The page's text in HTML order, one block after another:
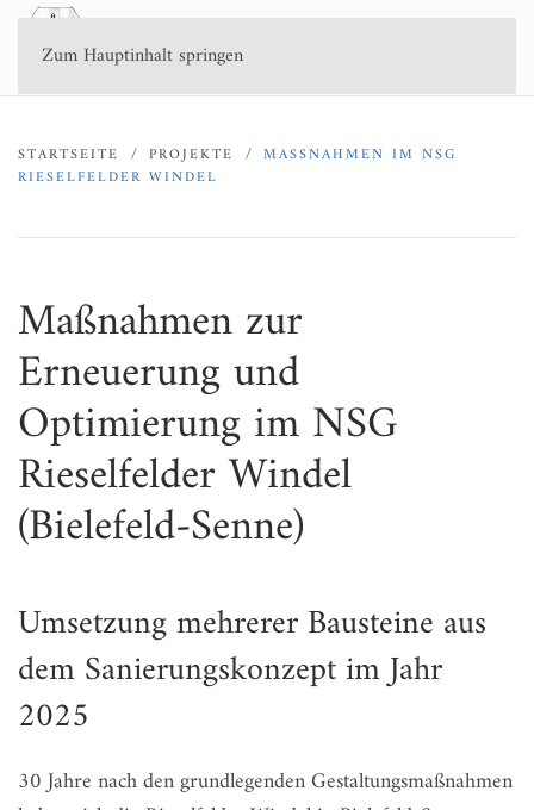
Zum Hauptinhalt springen
STARTSEITE PROJEKTE
MASSNAHMEN IM NSG R
IESELFELDER WINDEL
Maßnahmen zur
Erneuerung und
Optimierung im NSG
Rieselfelder Windel
(Bielefeld-Senne)
Umsetzung mehrerer Bausteine aus
dem Sanierungskonzept im Jahr
2025
30 Jahre nach den grundlegenden Gestaltungsmaßnahmen